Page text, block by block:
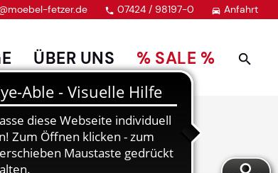
fetzer.de  07424 / 98197-0  Anfahrt
ÜBER UNS % SALE %